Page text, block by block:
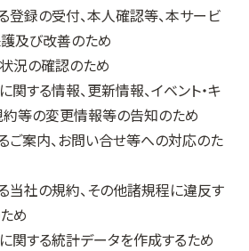
登録の受付、本人確認等、本サービ
護及び改善のため
況の確認のため
する情報、更新情報、イベント・キ
約等の変更情報等の告知のため
ご案内、お問い合せ等への対応のた
当社の規約、その他諸規程に違反す
め
関する統計データを作成するため